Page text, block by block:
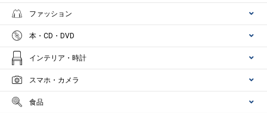
ファッション
本・CD・DVD
インテリア・時計
スマホ・カメラ
食品